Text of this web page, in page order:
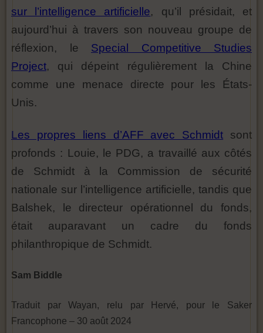
sur l’intelligence artificielle, qu’il présidait, et
aujourd’hui à travers son nouveau groupe de
réflexion, le Special Competitive Studies
Project, qui dépeint régulièrement la Chine
comme une menace directe pour les États-
Unis.
Les propres liens d’AFF avec Schmidt sont
profonds : Louie, le PDG, a travaillé aux côtés
de Schmidt à la Commission de sécurité
nationale sur l’intelligence artificielle, tandis que
Balshek, le directeur opérationnel du fonds,
était auparavant un cadre du fonds
philanthropique de Schmidt.
Sam Biddle
Traduit par Wayan, relu par Hervé, pour le Saker
Francophone – 30 août 2024